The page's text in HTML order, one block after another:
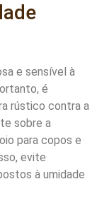
e sensível à
é
rústico contra a
sobre a
para copos e
evite
à umidade